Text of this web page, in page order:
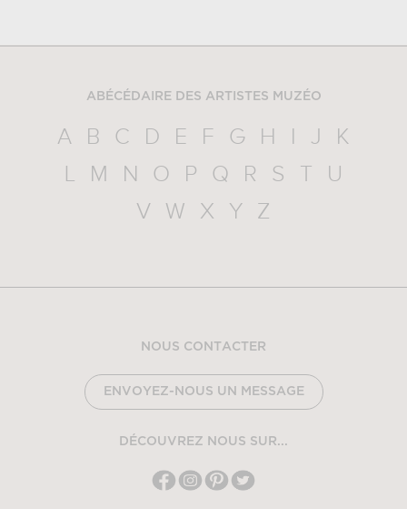
ABÉCÉDAIRE DES ARTISTES MUZÉO
A B C D E F G H I J
K
L
M N O P Q R S T
U
V
W X Y Z
NOUS CONTACTER
ENVOYEZ-NOUS UN MESSAGE
DÉCOUVREZ NOUS SUR...